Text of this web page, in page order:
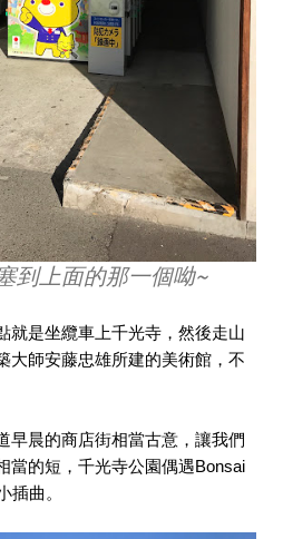
到上面的那一個呦~
就是坐纜車上千光寺，然後走山
大師安藤忠雄所建的美術館，不
早晨的商店街相當古意，讓我們
當的短，千光寺公園偶遇Bonsai
插曲。